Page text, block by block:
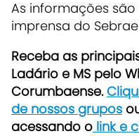
As informações
imprensa do Sebrae
Receba as
Ladário e MS pelo
Corumbaense.
de nossos grupos
acessando o link e